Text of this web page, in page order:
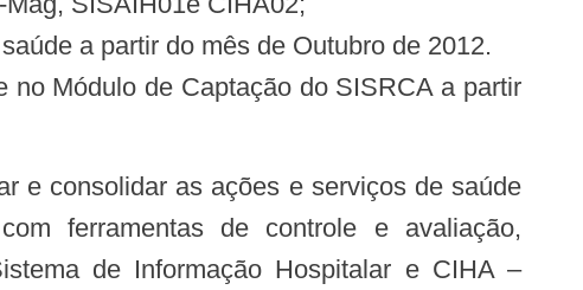
a partir do mês de Outubro de 2012.
no Módulo de Captação do SISRCA a partir
ferramentas de controle e avaliação,
de Informação Hospitalar e CIHA –